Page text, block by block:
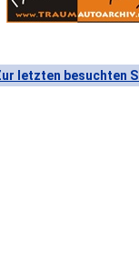
letzten besuchten